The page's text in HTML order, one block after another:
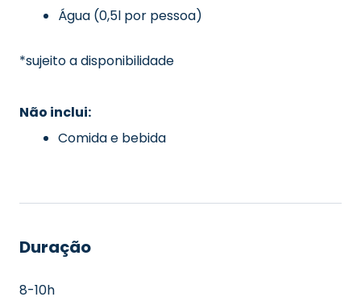
Água (0,5l por pessoa)
*sujeito a disponibilidade
Não inclui:
Comida e bebida
Duração
8-10h